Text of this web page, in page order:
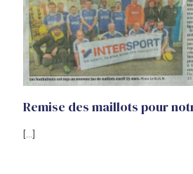
Remise des maillots pour
[…]